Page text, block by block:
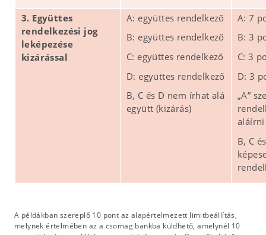
3. Együttes
rendelkezési jog
leképezése
kizárással
A: együttes rendelkező
B: együttes rendelkező
C: együttes rendelkező
D: együttes rendelkező
B, C és D nem írhat alá
együtt (kizárás)
A: 7
B: 3
C: 3
D: 3
„A”
aláírni
B, C
A példákban szereplő 10 pont az alapértelmezett limitbeállítás,
melynek értelmében az a csomag bankba küldhető, amelynél 10